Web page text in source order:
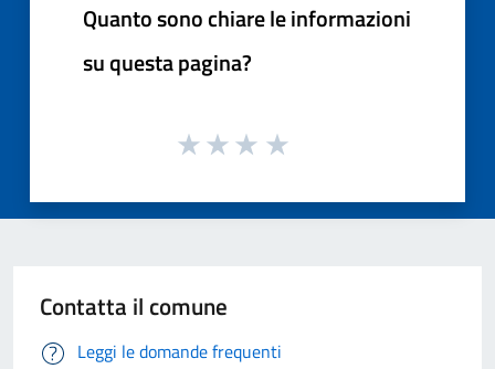
Quanto sono chiare le informazioni
su questa pagina?
Contatta il comune
Leggi le domande frequenti